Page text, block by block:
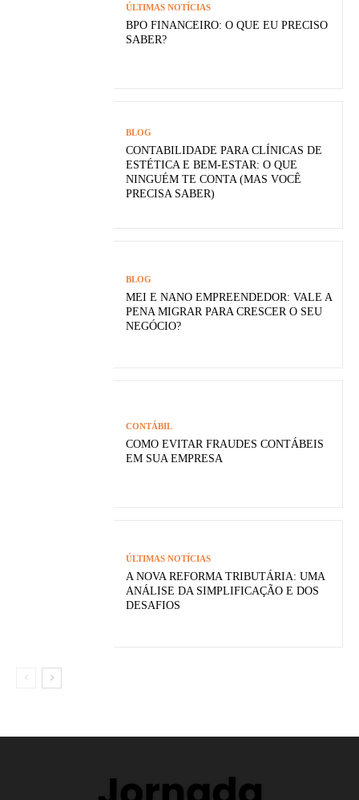
ÚLTIMAS NOTÍCIAS
BPO FINANCEIRO: O QUE EU PRECISO
SABER?
BLOG
CONTABILIDADE PARA CLÍNICAS DE
ESTÉTICA E BEM-ESTAR: O QUE
NINGUÉM TE CONTA (MAS VOCÊ
PRECISA SABER)
BLOG
MEI E NANO EMPREENDEDOR: VALE A
PENA MIGRAR PARA CRESCER O SEU
NEGÓCIO?
CONTÁBIL
COMO EVITAR FRAUDES CONTÁBEIS
EM SUA EMPRESA
ÚLTIMAS NOTÍCIAS
A NOVA REFORMA TRIBUTÁRIA: UMA
ANÁLISE DA SIMPLIFICAÇÃO E DOS
DESAFIOS